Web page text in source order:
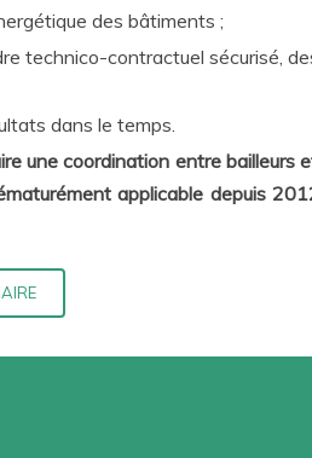
des bâtiments ;
technico-contractuel sécurisé,
dans le temps.
une coordination entre bailleurs
applicable depuis